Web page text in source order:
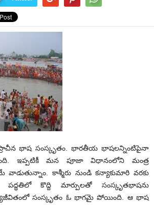
భాష సంస్కృతం. భారతీయ భాషలన్నింటిపైనా
ఇప్పటికీ మన పూజా విధానంలోని మంత్ర
కాశ్మీరు నుండి కన్యాకుమారి వరకు
పద్ధతిలో కొద్ది మార్పులతో సంస్కృతభాషను
సంస్కృతం ఓ భాగమై పోయింది. ఆ భాష